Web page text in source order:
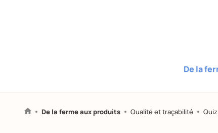
De la
De la ferme aux produits Qualité et traçabilité